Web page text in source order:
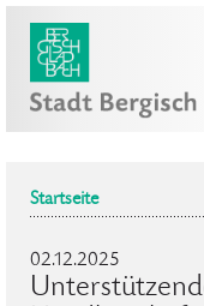
Startseite
02.12.2025